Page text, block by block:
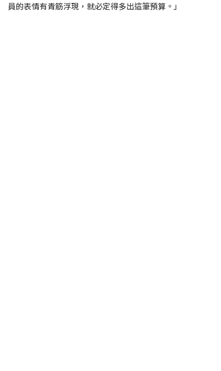
員的表情有青筋浮現，就必定得多出這筆預算。」